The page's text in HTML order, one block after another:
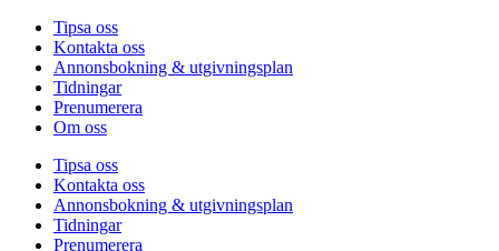
Tipsa oss
Kontakta oss
Annonsbokning & utgivningsplan
Tidningar
Prenumerera
Om oss
Tipsa oss
Kontakta oss
Annonsbokning & utgivningsplan
Tidningar
Prenumerera